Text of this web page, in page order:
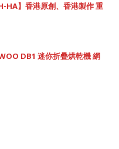
HA】香港原創、香港製作 重
DB1 迷你折疊烘乾機 網